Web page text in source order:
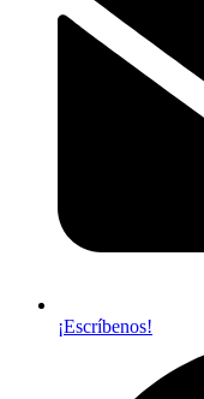
¡Escríbenos!